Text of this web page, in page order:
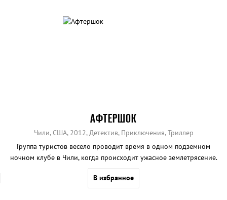
АФТЕРШОК
Чили, США, 2012, Детектив, Приключения, Триллер
Группа туристов весело проводит время в одном подземном
ночном клубе в Чили, когда происходит ужасное землетрясение.
В избранное